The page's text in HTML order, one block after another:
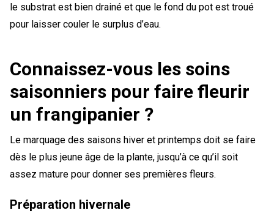
le substrat est bien drainé et que le fond du pot est troué
pour laisser couler le surplus d’eau.
Connaissez-vous les soins
saisonniers pour faire fleurir
un frangipanier ?
Le marquage des saisons hiver et printemps doit se faire
dès le plus jeune âge de la plante, jusqu’à ce qu’il soit
assez mature pour donner ses premières fleurs.
Préparation hivernale